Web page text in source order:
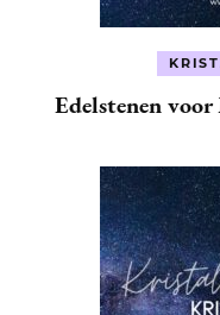
Edelstenen